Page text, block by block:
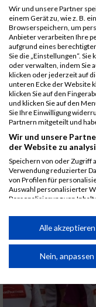
Wir und unsere Partner
einem Gerät zu, wie z. B.
Browserspeichern, um
Anbieter verarbeiten Ihre
aufgrund eines
Sie die „Einstellungen“.
oder verwalten, indem Sie
klicken oder jederzeit auf
unteren Ecke der Website
klicken Sie auf den
und klicken Sie auf den
Sie Ihre Einwilligung
Partnern mitgeteilt und
Wir und unsere
der Website zu
Speichern von oder Zugriff
Verwendung reduzierter
von Profilen für
Auswahl personalisierter
Personalisierung von
Performance von Inhalten.
Kombinationen von Daten
von Inhalten.
Daten können außerhalb
Website/App.
Alle akzeptieren
Nein, anpassen